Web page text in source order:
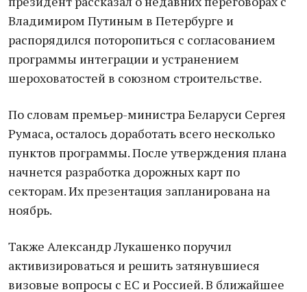
Владимиром Путиным в Петербурге и
распорядился поторопиться с согласованием
программы интеграции и устранением
шероховатостей в союзном строительстве.
По словам премьер-министра Беларуси Сергея
Румаса, осталось доработать всего несколько
пунктов программы. После утверждения плана
начнется разработка дорожных карт по
секторам. Их презентация запланирована на
ноябрь.
Также Александр Лукашенко поручил
активизироваться и решить затянувшиеся
визовые вопросы с ЕС и Россией. В ближайшее